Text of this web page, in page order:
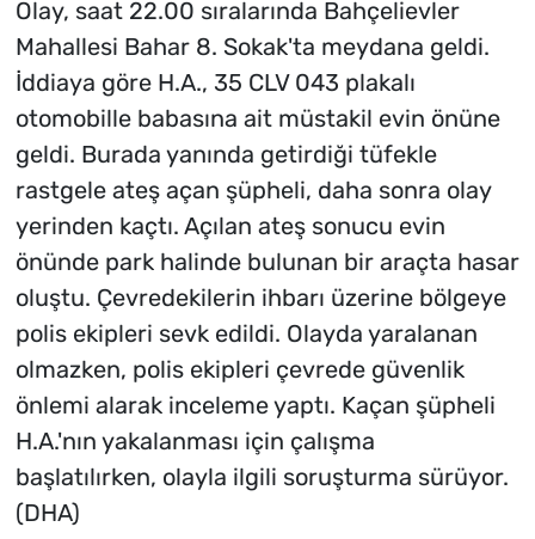
Olay, saat 22.00 sıralarında Bahçelievler
Mahallesi Bahar 8. Sokak'ta meydana geldi.
İddiaya göre H.A., 35 CLV 043 plakalı
otomobille babasına ait müstakil evin önüne
geldi. Burada yanında getirdiği tüfekle
rastgele ateş açan şüpheli, daha sonra olay
yerinden kaçtı. Açılan ateş sonucu evin
önünde park halinde bulunan bir araçta hasar
oluştu. Çevredekilerin ihbarı üzerine bölgeye
polis ekipleri sevk edildi. Olayda yaralanan
olmazken, polis ekipleri çevrede güvenlik
önlemi alarak inceleme yaptı. Kaçan şüpheli
H.A.'nın yakalanması için çalışma
başlatılırken, olayla ilgili soruşturma sürüyor.
(DHA)